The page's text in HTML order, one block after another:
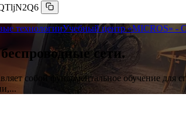
технологииУчебный центр «MICROS» -
сети.
собой фундаментальное обучение для